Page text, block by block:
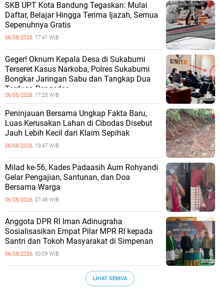
SKB UPT Kota Bandung Tegaskan: Mulai
Daftar, Belajar Hingga Terima Ijazah, Semua
Sepenuhnya Gratis
06/08/2026, 17:41 WIB
Geger! Oknum Kepala Desa di Sukabumi
Terseret Kasus Narkoba, Polres Sukabumi
Bongkar Jaringan Sabu dan Tangkap Dua
Terduga Pengedar
06/08/2026, 17:25 WIB
Peninjauan Bersama Ungkap Fakta Baru,
Luas Kerusakan Lahan di Cibodas Disebut
Jauh Lebih Kecil dari Klaim Sepihak
06/08/2026, 13:47 WIB
Milad ke-56, Kades Padaasih Aum Rohyandi
Gelar Pengajian, Santunan, dan Doa
Bersama Warga
06/08/2026, 07:49 WIB
Anggota DPR RI Iman Adinugraha
Sosialisasikan Empat Pilar MPR RI kepada
Santri dan Tokoh Masyarakat di Simpenan
06/08/2026, 00:09 WIB
LIHAT SEMUA